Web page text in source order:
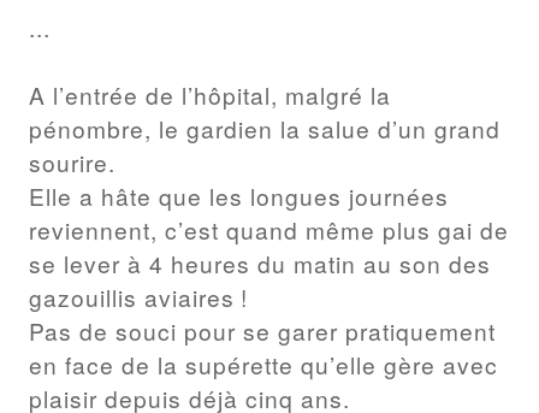
...
A l’entrée de l’hôpital, malgré la
pénombre, le gardien la salue d’un grand
sourire.
Elle a hâte que les longues journées
reviennent, c’est quand même plus gai de
se lever à 4 heures du matin au son des
gazouillis aviaires !
Pas de souci pour se garer pratiquement
en face de la supérette qu’elle gère avec
plaisir depuis déjà cinq ans.